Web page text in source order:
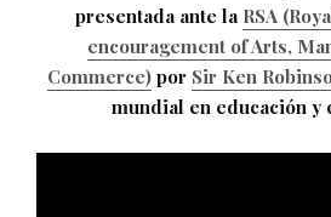
presentada ante la RSA
encouragement of Arts,
Commerce)por Sir Ken
mundial en educación y